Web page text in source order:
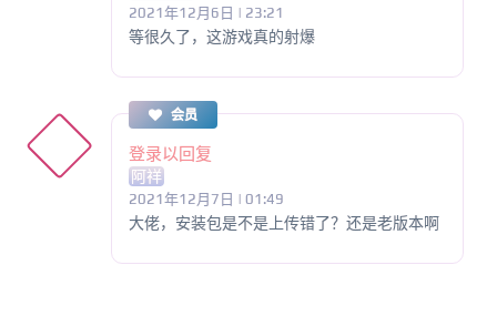
2021年12月6日 | 23:21
等很久了，这游戏真的射爆
会员
登录以回复
阿祥
2021年12月7日 | 01:49
大佬，安装包是不是上传错了？还是老版本啊